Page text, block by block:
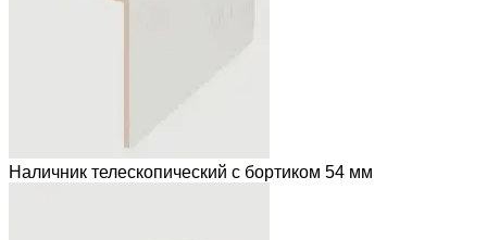
Наличник телескопический с бортиком 54 мм